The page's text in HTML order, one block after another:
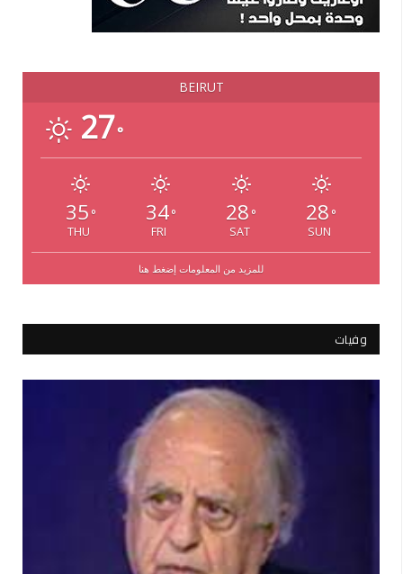
BEIRUT
27°
35 °
THU
34°
FRI
28 °
SAT
28 °
SUN
للمزيد من المعلومات إضغط هنا
وفيات